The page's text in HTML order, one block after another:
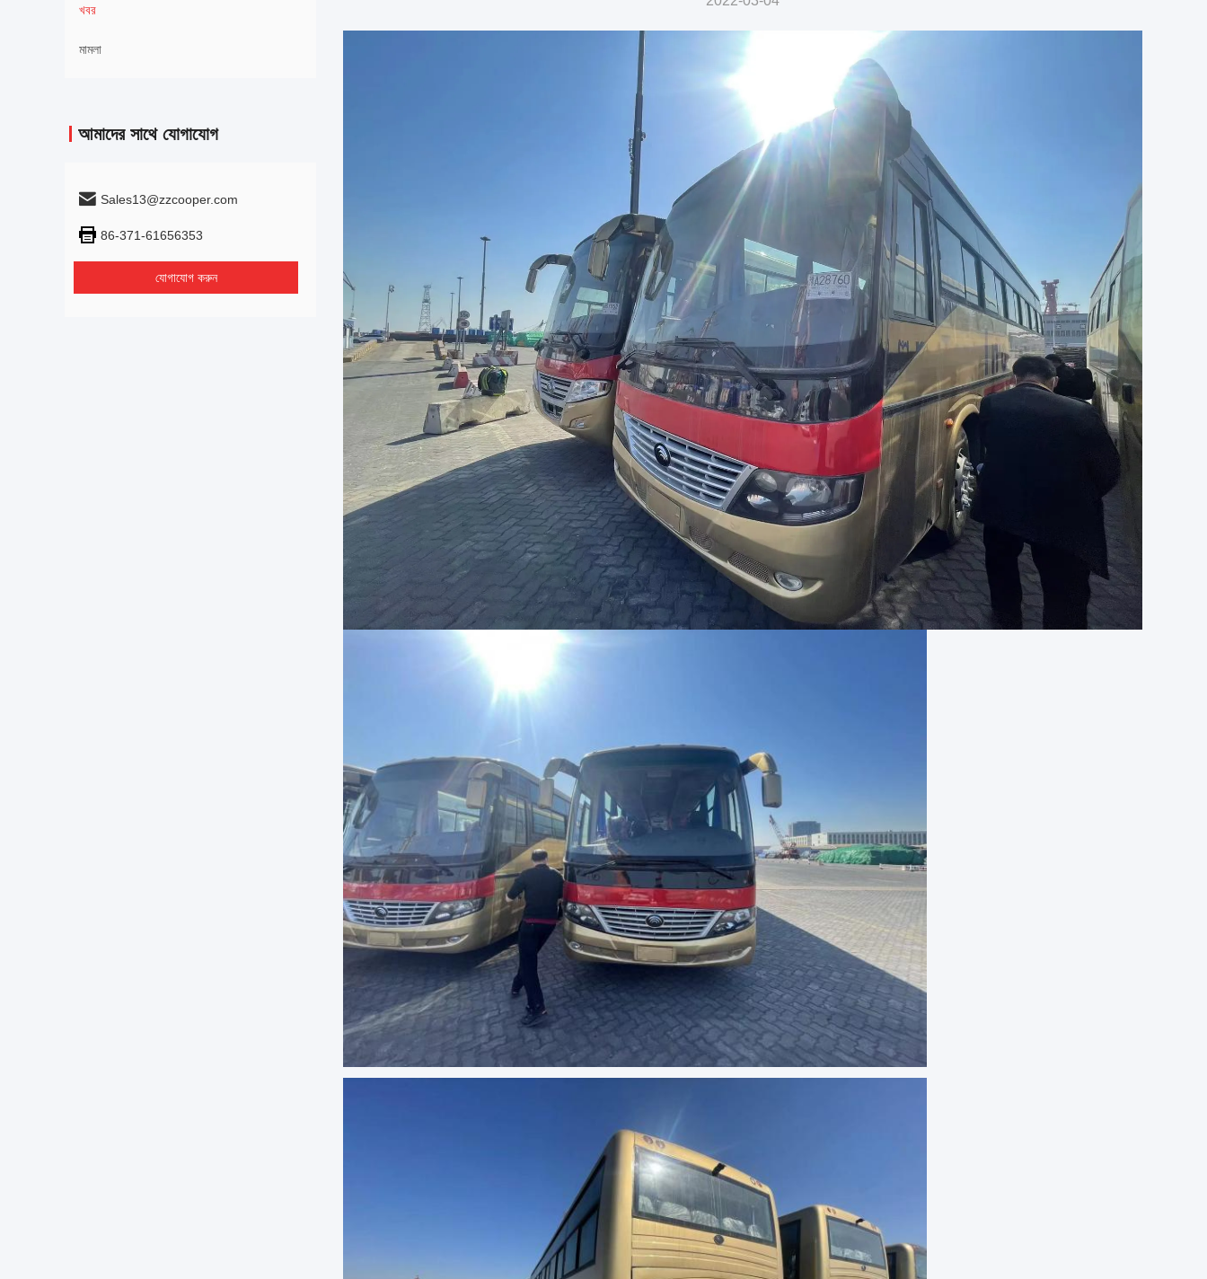
খবর
মামলা
আমাদের সাথে যোগাযোগ
Sales13@zzcooper.com
86-371-61656353
যোগাযোগ করুন